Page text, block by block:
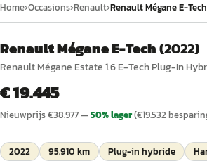
Home›Occasions›Renault›Renault Mégane E-Tech
Renault Mégane E-Tech(2022)
Renault Mégane Estate 1.6 E-Tech Plug-In
€ 19.445
Nieuwprijs€38.977—50% lager(€19.532
2022 95.910 km Plug-in hybride